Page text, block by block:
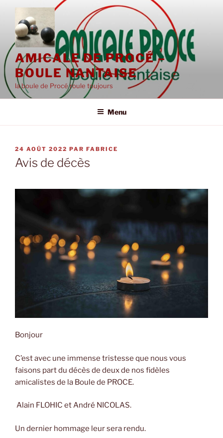
Aller
contenu
principal
AMICALE DE PROCÉ –
BOULE NANTAISE
la boule de Procé roule toujours
Menu
PUBLIÉ
LE
24 AOÛT 2022 PAR FABRICE
Avis de décès
Bonjour
C’est avec une immense tristesse que nous vous
faisons part du décès de deux de nos fidèles
amicalistes de la Boule de PROCE.
Alain FLOHIC et André NICOLAS.
Un dernier hommage leur sera rendu.